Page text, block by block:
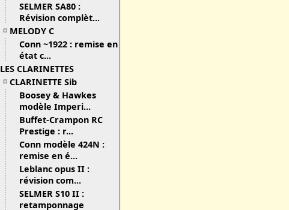
SELMER SA80 :
Révision complèt...
MELODY C
Conn ~1922 : remise en
état c...
LES CLARINETTES
CLARINETTE Sib
Boosey & Hawkes
modèle Imperi...
Buffet-Crampon RC
Prestige : r...
Conn modèle 424N :
remise en é...
Leblanc opus II :
révision com...
SELMER S10 II :
retamponnage